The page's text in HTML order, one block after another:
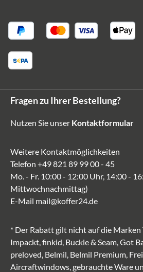
Fragen zu Ihrer Bestellung?
Nutzen Sie unser Kontaktformular
Weitere Kontaktmöglichkeiten
Telefon +49 821 89 99 00 - 45
Mo. - Fr. 10:00 - 12:00 Uhr, 14:00 -
Mittwochnachmittag)
E-Mail mail@koffer24.de
* Der Rabatt gilt nicht auf die Marken
Impackt, finkid, Buckle & Seam, Got
preloved, Belmil, Belmil Premium,
Aircraftwindows, gebrauchte Ware